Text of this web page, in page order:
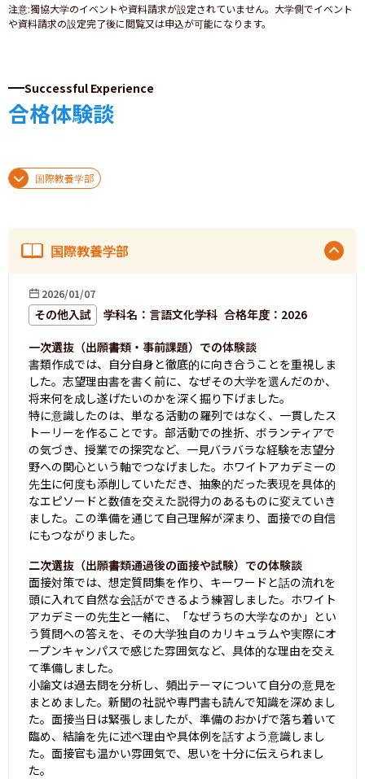
注意:獨協大学のイベントや資料請求が設定されていません。大学側でイベント
や資料請求の設定完了後に閲覧又は申込が可能になります。
Successful Experience
合格体験談
国際教養学部
国際教養学部
2026/01/07
その他入試 学科名 ： 言語文化学科 合格年度： 2026
一次選抜（出願書類・事前課題）での体験談
書類作成では、自分自身と徹底的に向き合うことを重視しま
した。志望理由書を書く前に、なぜその大学を選んだのか、
将来何を成し遂げたいのかを深く掘り下げました。
特に意識したのは、単なる活動の羅列ではなく、一貫したス
トーリーを作ることです。部活動での挫折、ボランティアで
の気づき、授業での探究など、一見バラバラな経験を志望分
野への関心という軸でつなげました。ホワイトアカデミーの
先生に何度も添削していただき、抽象的だった表現を具体的
なエピソードと数値を交えた説得力のあるものに変えていき
ました。この準備を通じて自己理解が深まり、面接での自信
にもつながりました。
二次選抜（出願書類通過後の面接や試験）での体験談
面接対策では、想定質問集を作り、キーワードと話の流れを
頭に入れて自然な会話ができるよう練習しました。ホワイト
アカデミーの先生と一緒に、「なぜうちの大学なのか」とい
う質問への答えを、その大学独自のカリキュラムや実際にオ
ープンキャンパスで感じた雰囲気など、具体的な理由を交え
て準備しました。
小論文は過去問を分析し、頻出テーマについて自分の意見を
まとめました。新聞の社説や専門書も読んで知識を深めまし
た。面接当日は緊張しましたが、準備のおかげで落ち着いて
臨め、結論を先に述べ理由や具体例を話すよう意識しまし
た。面接官も温かい雰囲気で、思いを十分に伝えられまし
た。